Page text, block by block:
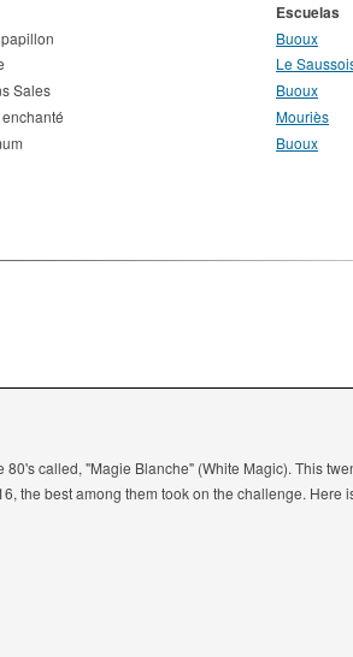
Escuelas
Buoux
Le
Sales Buoux
Mouriès
Buoux
called, "Magie Blanche" (White Magic). This
the best among them took on the challenge. Here